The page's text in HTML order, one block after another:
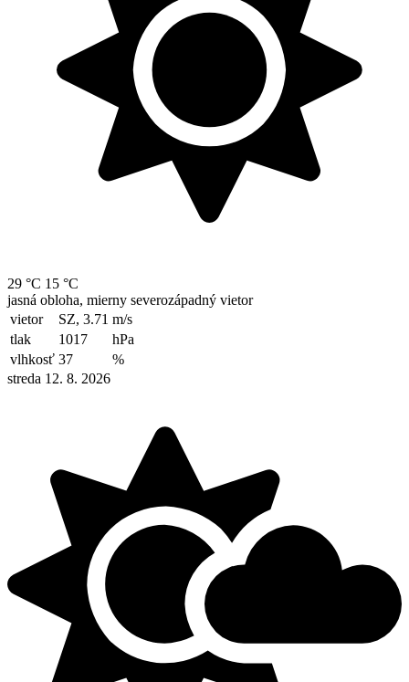
29 °C 15 °C
jasná obloha, mierny severozápadný vietor
vietor
SZ, 3.71 m/s
tlak
1017
hPa
vlhkosť 37
%
streda 12. 8. 2026